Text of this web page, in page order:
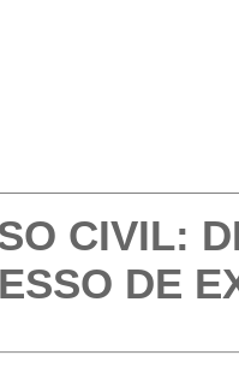
CIVIL:
DE